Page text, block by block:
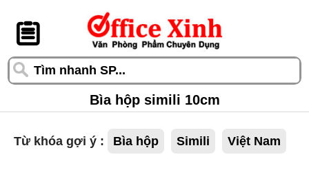
󰆎
Bìa hộp simili 10cm
Từ khóa gợi ý : Bìa hộp Simili Việt Nam